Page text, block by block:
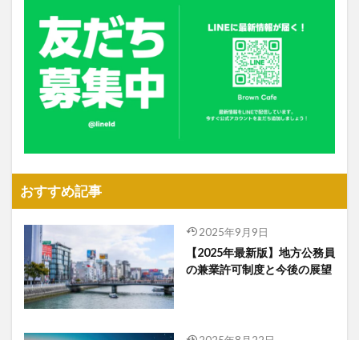
おすすめ記事
2025年9月9日
【2025年最新版】地方公務員
の兼業許可制度と今後の展望